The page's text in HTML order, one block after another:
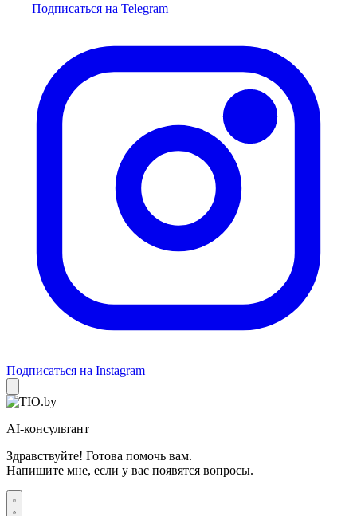
Подписаться на Telegram
Подписаться на Instagram
AI-консультант
Здравствуйте! Готова помочь вам.
Напишите мне, если у вас появятся вопросы.